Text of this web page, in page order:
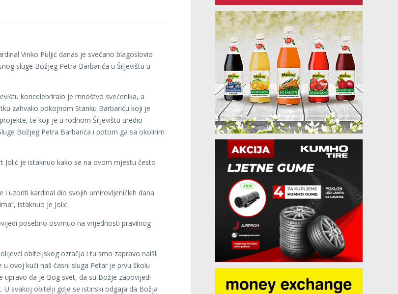
Vinko Puljić danas je svečano blagoslovio
sluge Božjeg Petra Barbarića u Šiljevištu u
koncelebriralo je mnoštvo svećenika, a
zahvalio pokojnom Stanku Barbariću koji je
te koji je u rodnom Šiljevištu uredio
Božjeg Petra Barbarića i potom ga sa okolnim
Jolić je istaknuo kako se na ovom mjestu često
i uzoriti kardinal dio svojih umirovljeničkih dana
istaknuo je Jolić.
posebno osvrnuo na vrijednosti pravilnog
obiteljskog ozračja i tu smo zapravo naišli
ovoj kući naš časni sluga Petar je prvu školu
upravo da je Bog svet, da su Božje zapovijedi
U svakoj obitelji gdje se istinski odgaja da Božja